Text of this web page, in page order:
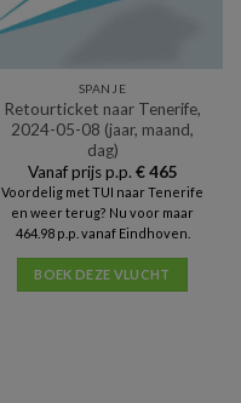
SPANJE
Retourticket naar Tenerife,
2024-05-08 (jaar, maand,
dag)
Vanaf prijs p.p. €465
Voordelig met TUI naar Tenerife
en weer terug? Nu voor maar
464.98 p.p. vanaf Eindhoven.
BOEK DEZE VLUCHT